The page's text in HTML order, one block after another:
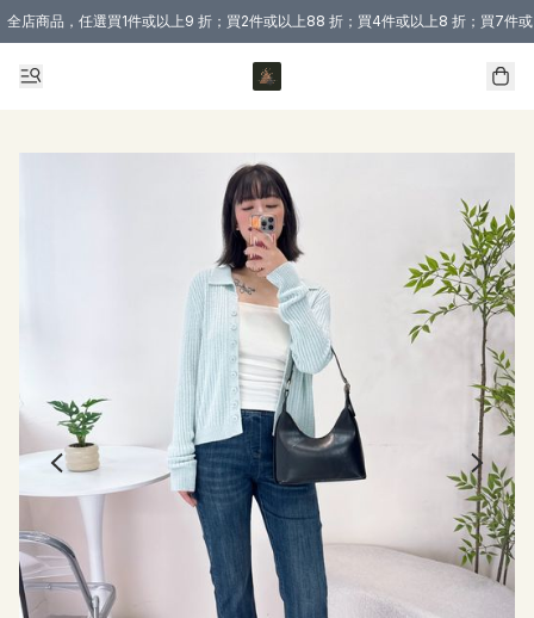
全店商品，任選買1件或以上9 折；買2件或以上88 折；買4件或以上8 折；買7件
購買 3 件商品或以上即享免運費優惠！（適用於 本地送貨、本地取貨 )